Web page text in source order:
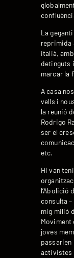
La
reprimida
italià,
detinguts
marcar la
A casa
vells i
la reunió
Rodrigo
ser el
etc.
Hi van
l’Abolició
consulta –
mig milió
Moviment
joves
passarien
activistes